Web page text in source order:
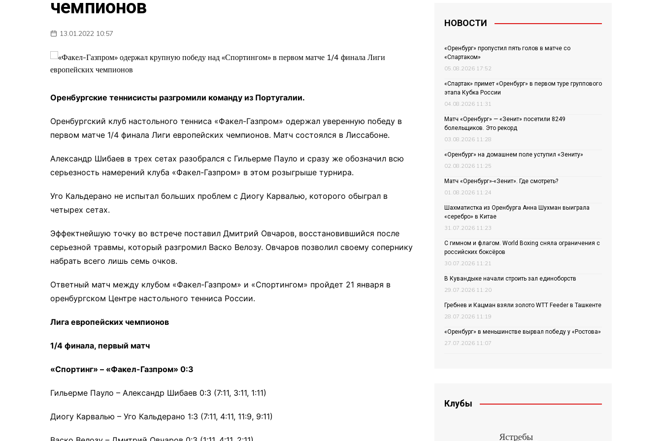
Хоккей с мячом
Автоспорт
Остальное
чемпионов
13.01.2022 10:57
Оренбургские теннисисты разгромили команду из Португалии.
Оренбургский клуб настольного тенниса «Факел-Газпром» одержал уверенную победу в
первом матче 1/4 финала Лиги европейских чемпионов. Матч состоялся в Лиссабоне.
Александр Шибаев в трех сетах разобрался с Гильерме Пауло и сразу же обозначил всю
серьезность намерений клуба «Факел-Газпром» в этом розыгрыше турнира.
Уго Кальдерано не испытал больших проблем с Диогу Карвалью, которого обыграл в
четырех сетах.
Эффектнейшую точку во встрече поставил Дмитрий Овчаров, восстановившийся после
серьезной травмы, который разгромил Васко Велозу. Овчаров позволил своему сопернику
набрать всего лишь семь очков.
Ответный матч между клубом «Факел-Газпром» и «Спортингом» пройдет 21 января в
оренбургском Центре настольного тенниса России.
Лига европейских чемпионов
1/4 финала, первый матч
«Спортинг» – «Факел-Газпром» 0:3
Гильерме Пауло – Александр Шибаев 0:3 (7:11, 3:11, 1:11)
Диогу Карвалью – Уго Кальдерано 1:3 (7:11, 4:11, 11:9, 9:11)
НОВОСТИ
«Оренбург» пропустил пять голов в матче со
«Спартаком»
05.08.2026 17:52
«Спартак» примет «Оренбург» в первом туре группового
этапа Кубка России
04.08.2026 11:31
Матч «Оренбург» — «Зенит» посетили 8249
болельщиков. Это рекорд
03.08.2026 11:28
«Оренбург» на домашнем поле уступил «Зениту»
02.08.2026 11:25
Матч «Оренбург»-«Зенит». Где смотреть?
01.08.2026 11:24
Шахматистка из Оренбурга Анна Шухман выиграла
«серебро» в Китае
31.07.2026 11:23
С гимном и флагом. World Boxing сняла ограничения с
российских боксёров
30.07.2026 11:21
В Кувандыке начали строить зал единоборств
29.07.2026 11:20
Гребнев и Кацман взяли золото WTT Feeder в Ташкенте
28.07.2026 11:19
«Оренбург» в меньшинстве вырвал победу у «Ростова»
27.07.2026 11:07
Клубы